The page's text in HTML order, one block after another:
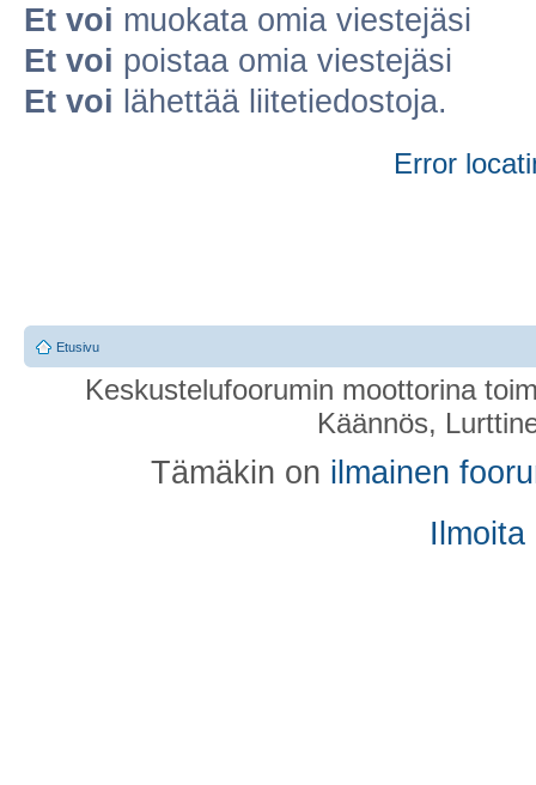
Et voi muokata omia viestejäsi
Et voi poistaa omia viestejäsi
Et voi lähettää liitetiedostoja.
Error
Etusivu
Keskustelufoorumin moottorina
Käännös,
Tämäkin on ilmainen